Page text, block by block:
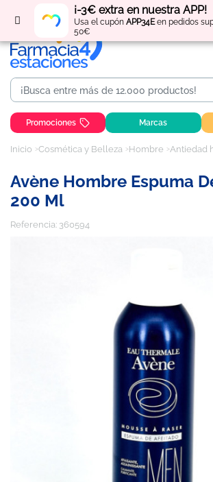
¡-3€ extra en nuestra APP!
Usa el cupón APP34Een pedidos
50€
Regístratey obténpuntos por
Promociones Marcas
Inicio Cosmética y Belleza Hombre Antiedad
Avène Hombre Espuma
200 Ml
Referencia: 360594